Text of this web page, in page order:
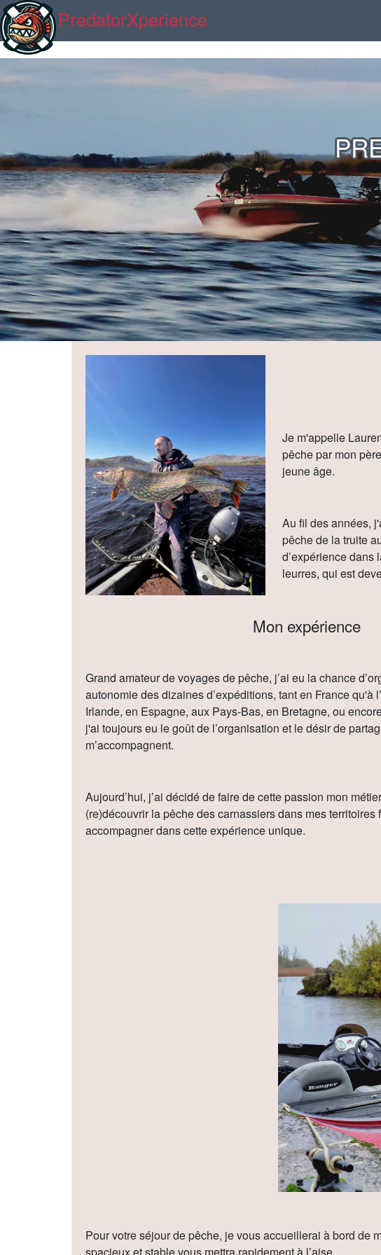
PredatorXperience
Je m'appelle
pêche par mon
jeune âge.
Au fil des années,
pêche de la truite
d’expérience dans
leurres, qui est
Mon expérience
Grand amateur de voyages de pêche, j’ai eu la chance
autonomie des dizaines d’expéditions, tant en France qu'à
Irlande, en Espagne, aux Pays-Bas, en Bretagne, ou
j'ai toujours eu le goût de l’organisation et le désir de
m’accompagnent.
Aujourd’hui, j’ai décidé de faire de cette passion mon
(re)découvrir la pêche des carnassiers dans mes territoires
accompagner dans cette expérience unique.
Pour votre séjour de pêche, je vous accueillerai à bord de